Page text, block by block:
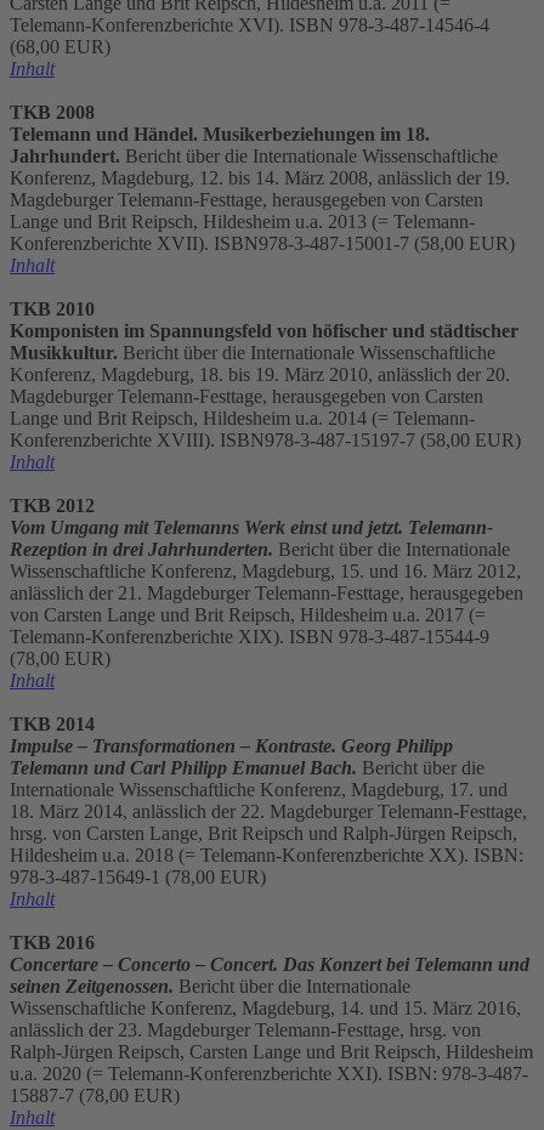
Telemann-Konferenzberichte XVI). ISBN 978-3-487-14546-4
(68,00 EUR)
Inhalt
TKB 2008
Telemann und Händel. Musikerbeziehungen im 18.
Jahrhundert. Bericht über die Internationale Wissenschaftliche
Konferenz, Magdeburg, 12. bis 14. März 2008, anlässlich der 19.
Magdeburger Telemann-Festtage, herausgegeben von Carsten
Lange und Brit Reipsch, Hildesheim u.a. 2013 (= Telemann-
Konferenzberichte XVII). ISBN978-3-487-15001-7 (58,00 EUR)
Inhalt
TKB 2010
Komponisten im Spannungsfeld von höfischer und städtischer
Musikkultur. Bericht über die Internationale Wissenschaftliche
Konferenz, Magdeburg, 18. bis 19. März 2010, anlässlich der 20.
Magdeburger Telemann-Festtage, herausgegeben von Carsten
Lange und Brit Reipsch, Hildesheim u.a. 2014 (= Telemann-
Konferenzberichte XVIII). ISBN978-3-487-15197-7 (58,00 EUR)
Inhalt
TKB 2012
Vom Umgang mit Telemanns Werk einst und jetzt. Telemann-
Rezeption in drei Jahrhunderten. Bericht über die Internationale
Wissenschaftliche Konferenz, Magdeburg, 15. und 16. März 2012,
anlässlich der 21. Magdeburger Telemann-Festtage, herausgegeben
von Carsten Lange und Brit Reipsch, Hildesheim u.a. 2017 (=
Telemann-Konferenzberichte XIX). ISBN 978-3-487-15544-9
(78,00 EUR)
Inhalt
TKB 2014
Impulse – Transformationen – Kontraste. Georg Philipp
Telemann und Carl Philipp Emanuel Bach. Bericht über die
Internationale Wissenschaftliche Konferenz, Magdeburg, 17. und
18. März 2014, anlässlich der 22. Magdeburger Telemann-Festtage,
hrsg. von Carsten Lange, Brit Reipsch und Ralph-Jürgen Reipsch,
Hildesheim u.a. 2018 (= Telemann-Konferenzberichte XX). ISBN:
978-3-487-15649-1 (78,00 EUR)
Inhalt
TKB 2016
Concertare – Concerto – Concert. Das Konzert bei Telemann und
seinen Zeitgenossen. Bericht über die Internationale
Wissenschaftliche Konferenz, Magdeburg, 14. und 15. März 2016,
anlässlich der 23. Magdeburger Telemann-Festtage, hrsg. von
Ralph-Jürgen Reipsch, Carsten Lange und Brit Reipsch, Hildesheim
u.a. 2020 (= Telemann-Konferenzberichte XXI). ISBN: 978-3-487-
15887-7 (78,00 EUR)
Inhalt